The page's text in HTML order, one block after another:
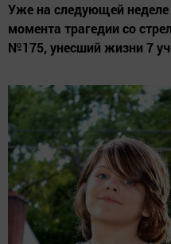
Уже на следующей неделе
момента трагедии со
№175, унесший жизни 7